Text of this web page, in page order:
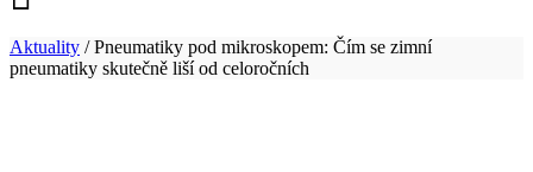
Aktuality /Pneumatiky pod mikroskopem: Čím se zimní
pneumatiky skutečně liší od celoročních